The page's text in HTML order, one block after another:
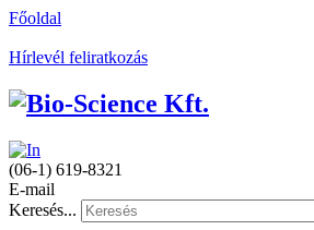
Főoldal
Hírlevél feliratkozás
(06-1) 619-8321
E-mail
Keresés...